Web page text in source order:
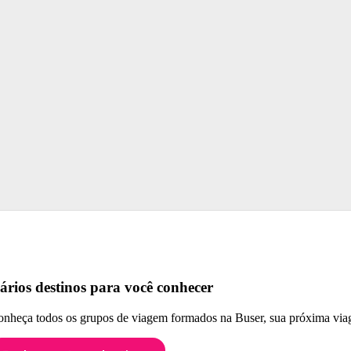
destinos para você conhecer
todos os grupos de viagem formados na Buser, sua próxima